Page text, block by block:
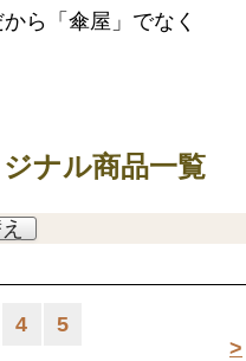
ら「傘屋」でなく
ナル商品一覧
>
4 5